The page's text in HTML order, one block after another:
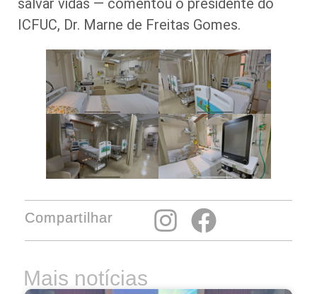
salvar vidas — comentou o presidente do
ICFUC, Dr. Marne de Freitas Gomes.
Compartilhar
Mais notícias